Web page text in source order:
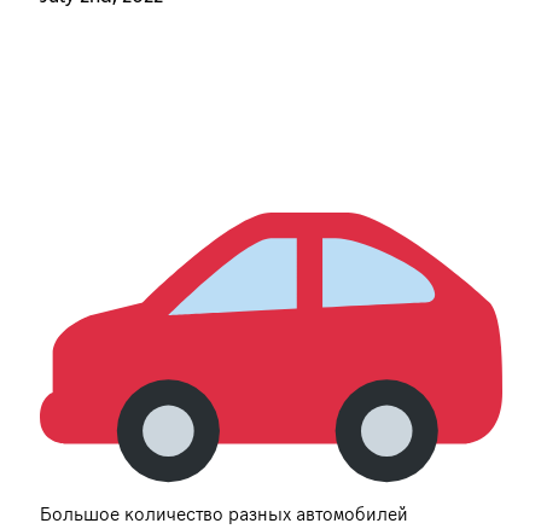
Большое количество разных автомобилей